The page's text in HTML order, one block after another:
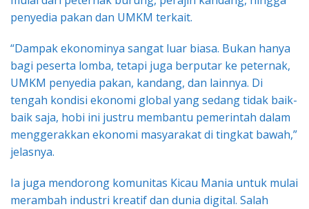
penyedia pakan dan UMKM terkait.
“Dampak ekonominya sangat luar biasa. Bukan hanya
bagi peserta lomba, tetapi juga berputar ke peternak,
UMKM penyedia pakan, kandang, dan lainnya. Di
tengah kondisi ekonomi global yang sedang tidak baik-
baik saja, hobi ini justru membantu pemerintah dalam
menggerakkan ekonomi masyarakat di tingkat bawah,”
jelasnya.
Ia juga mendorong komunitas Kicau Mania untuk mulai
merambah industri kreatif dan dunia digital. Salah